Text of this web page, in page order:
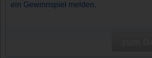
ein Gewinnspiel melden.